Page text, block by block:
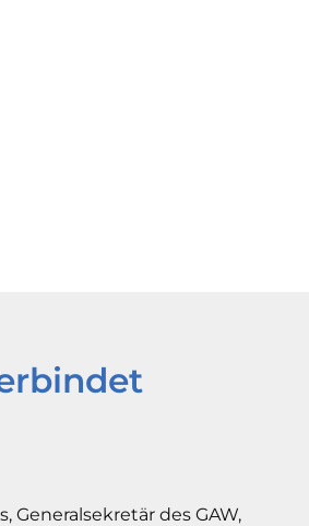
Generalsekretär des GAW,